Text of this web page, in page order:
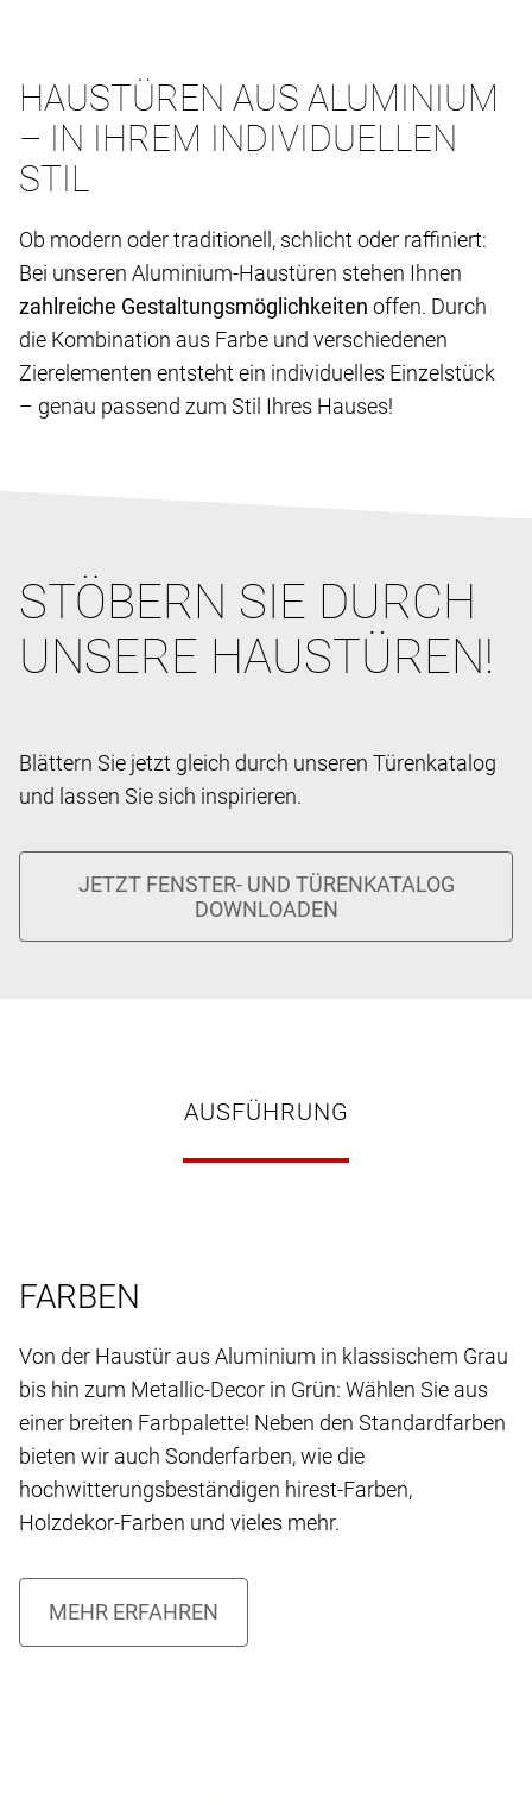
HAUSTÜREN AUS ALUMINIUM
– IN IHREM INDIVIDUELLEN
STIL
Ob modern oder traditionell, schlicht oder raffiniert:
Bei unseren Aluminium-Haustüren stehen Ihnen
zahlreiche Gestaltungsmöglichkeiten offen. Durch
die Kombination aus Farbe und verschiedenen
Zierelementen entsteht ein individuelles Einzelstück
– genau passend zum Stil Ihres Hauses!
STÖBERN SIE DURCH
UNSERE HAUSTÜREN!
Blättern Sie jetzt gleich durch unseren Türenkatalog
und lassen Sie sich inspirieren.
AUSFÜHRUNG
FARBEN
Von der Haustür aus Aluminium in klassischem Grau
bis hin zum Metallic-Decor in Grün: Wählen Sie aus
einer breiten Farbpalette! Neben den Standardfarben
bieten wir auch Sonderfarben, wie die
hochwitterungsbeständigen hirest-Farben,
Holzdekor-Farben und vieles mehr.